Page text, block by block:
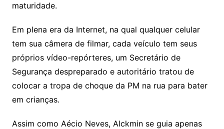
maturidade.
Em plena era da Internet, na qual qualquer celular
tem sua câmera de filmar, cada veículo tem seus
próprios vídeo-repórteres, um Secretário de
Segurança despreparado e autoritário tratou de
colocar a tropa de choque da PM na rua para bater
em crianças.
Assim como Aécio Neves, Alckmin se guia apenas